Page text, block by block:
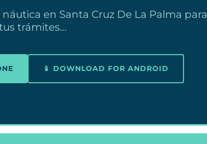
en Santa Cruz De La Palma para
trámites…
📱 DOWNLOAD FOR ANDROID